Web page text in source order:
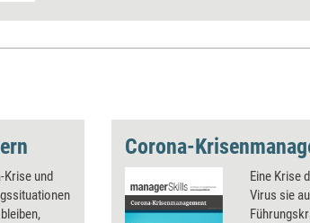
Krise und
Corona-
Eine Krise
Virus sie